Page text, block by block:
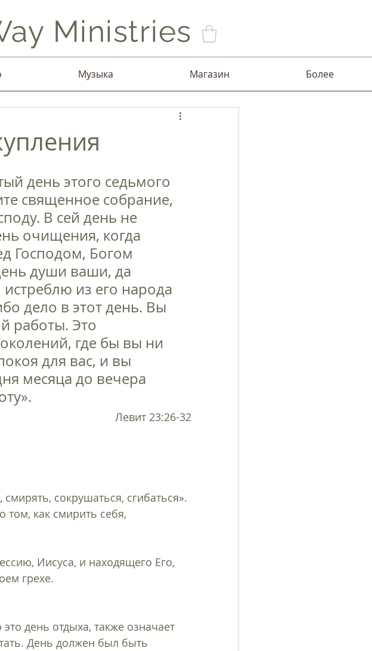
Ministries
Музыка Магазин Более
день этого седьмого
священное собрание,
В сей день не
очищения, когда
Господом, Богом
души ваши, да
истреблю из его народа
дело в этот день. Вы
работы. Это
где бы вы ни
для вас, и вы
месяца до вечера
Левит 23:26-32
том, как смирить себя,
Иисуса, и находящего Его,
грехе.
День должен был быть